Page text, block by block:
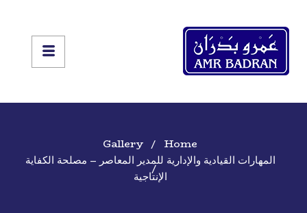
Home
Gallery
المهارات القيادية والإدارية للمدير المعاصر – مصلحة الكفاية
الإنتاجية